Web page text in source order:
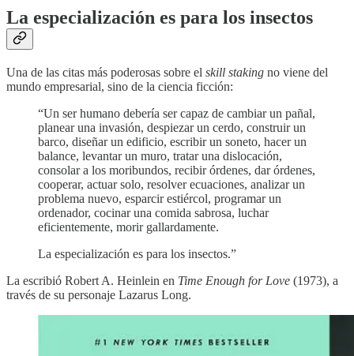
La especialización es para los insectos
Una de las citas más poderosas sobre el skill staking no viene del
mundo empresarial, sino de la ciencia ficción:
“Un ser humano debería ser capaz de cambiar un pañal,
planear una invasión, despiezar un cerdo, construir un
barco, diseñar un edificio, escribir un soneto, hacer un
balance, levantar un muro, tratar una dislocación,
consolar a los moribundos, recibir órdenes, dar órdenes,
cooperar, actuar solo, resolver ecuaciones, analizar un
problema nuevo, esparcir estiércol, programar un
ordenador, cocinar una comida sabrosa, luchar
eficientemente, morir gallardamente.
La especialización es para los insectos.”
La escribió Robert A. Heinlein en Time Enough for Love (1973), a
través de su personaje Lazarus Long.